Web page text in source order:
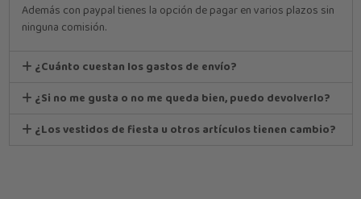
Además con paypal tienes la opción de pagar en varios plazos sin
ninguna comisión.
¿Cuánto cuestan los gastos de envío?
¿Si no me gusta o no me queda bien, puedo devolverlo?
¿Los vestidos de fiesta u otros artículos tienen cambio?